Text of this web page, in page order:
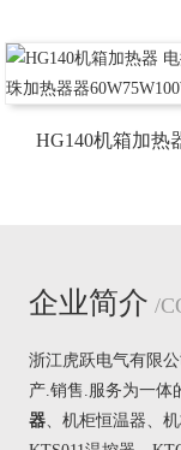
HG140机箱加热
企业简介 /
浙江虎跃电气有限
产.销售.服务为一体
器、机柜恒温器、